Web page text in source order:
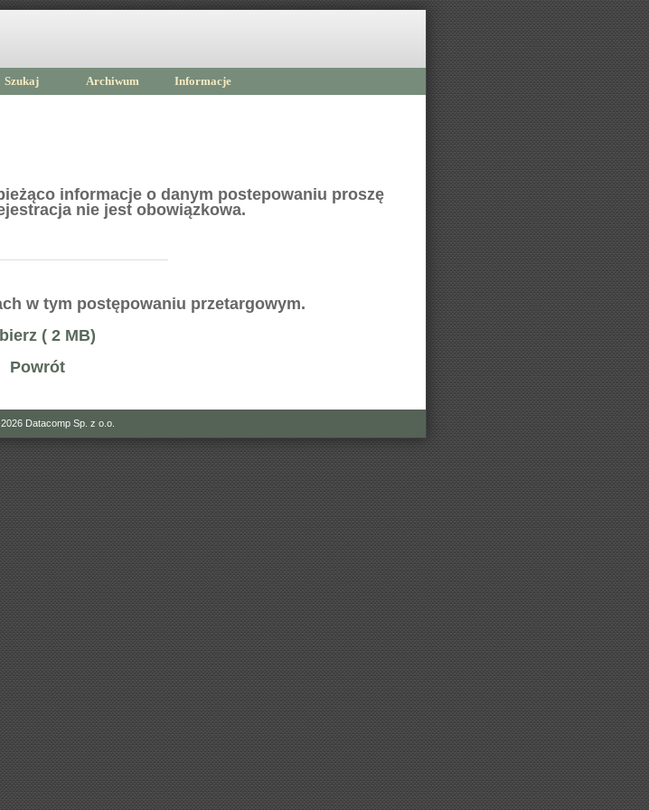
Szukaj Archiwum Informacje
informacje o danym postepowaniu proszę
nie jest obowiązkowa.
w tym postępowaniu przetargowym.
( 2 MB)
Powrót
Datacomp Sp. z o.o.